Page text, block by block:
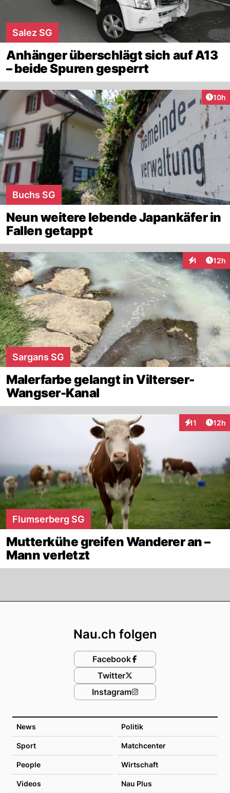
Salez SG
Anhänger überschlägt sich auf A13
– beide Spuren gesperrt
10h
Buchs SG
Neun weitere lebende Japankäfer in
Fallen getappt
1 12h
Sargans SG
Malerfarbe gelangt in Vilterser-
Wangser-Kanal
11
Interaktionen
12h
Flumserberg SG
Mutterkühe greifen Wanderer an –
Mann verletzt
News Politik
Sport Matchcenter
People Wirtschaft
Videos Nau Plus
Nau.ch folgen
Facebook
Twitter
Instagram